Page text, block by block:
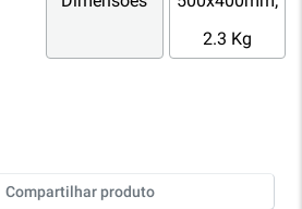
2.3 Kg
Compartilhar produto